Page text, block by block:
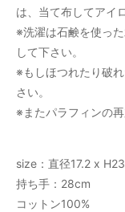
は、当て布してアイ
※洗濯は石鹸を使っ
して下さい。
※もしほつれたり破
さい。
※またパラフィンの
size：直径17.2 x
持ち手：28cm
コットン100%